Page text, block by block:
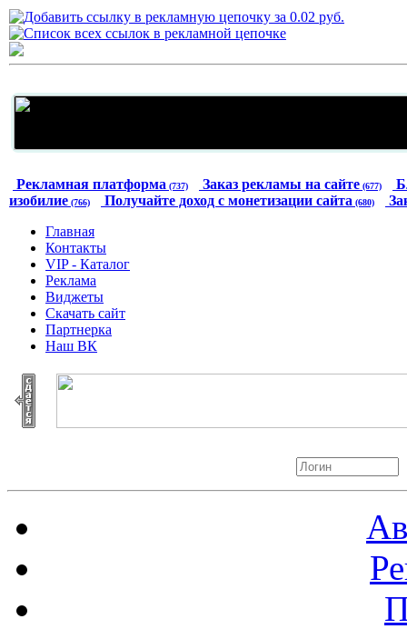
Рекламная платформа (737) Заказ рекламы на сайте (677)
изобилие (766) Получайте доход с монетизации сайта (680)
Главная
Контакты
VIP - Каталог
Реклама
Виджеты
Скачать сайт
Партнерка
Наш ВК